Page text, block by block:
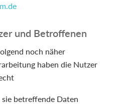
und Betroffenen
noch näher
haben die Nutzer
betreffende Daten